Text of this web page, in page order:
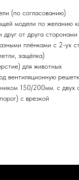
(по согласованию)
модели по желанию
от друга
плёнками с 2-ух
защёлка)
для животных
вентиляционную
150/200мм. с двух
с врезкой